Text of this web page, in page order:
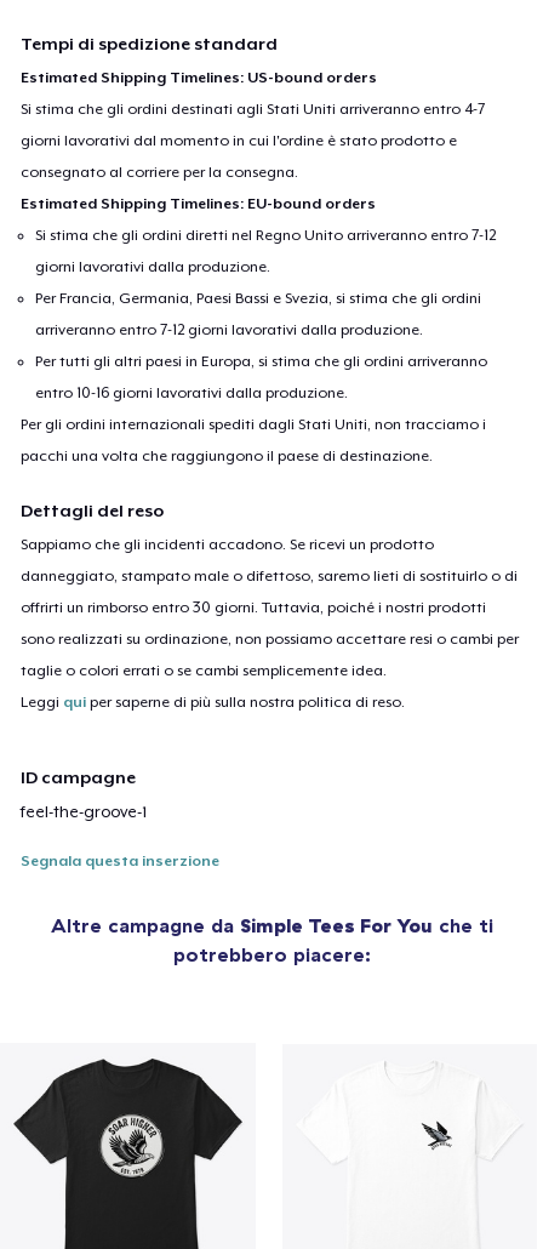
Tempi di spedizione standard
Estimated Shipping Timelines: US-bound orders
Si stima che gli ordini destinati agli Stati Uniti arriveranno entro 4-7
giorni lavorativi dal momento in cui l'ordine è stato prodotto e
consegnato al corriere per la consegna.
Estimated Shipping Timelines: EU-bound orders
Si stima che gli ordini diretti nel Regno Unito arriveranno entro 7-12
giorni lavorativi dalla produzione.
Per Francia, Germania, Paesi Bassi e Svezia, si stima che gli ordini
arriveranno entro 7-12 giorni lavorativi dalla produzione.
Per tutti gli altri paesi in Europa, si stima che gli ordini arriveranno
entro 10-16 giorni lavorativi dalla produzione.
Per gli ordini internazionali spediti dagli Stati Uniti, non tracciamo i
pacchi una volta che raggiungono il paese di destinazione.
Dettagli del reso
Sappiamo che gli incidenti accadono. Se ricevi un prodotto
danneggiato, stampato male o difettoso, saremo lieti di sostituirlo o di
offrirti un rimborso entro 30 giorni. Tuttavia, poiché i nostri prodotti
sono realizzati su ordinazione, non possiamo accettare resi o cambi per
taglie o colori errati o se cambi semplicemente idea.
Leggi qui per saperne di più sulla nostra politica di reso.
ID campagne
feel-the-groove-1
Segnala questa inserzione
Altre campagne da Simple Tees For You che ti
potrebbero piacere: